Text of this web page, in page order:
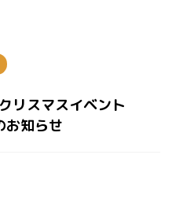
リスマスイベント
知らせ